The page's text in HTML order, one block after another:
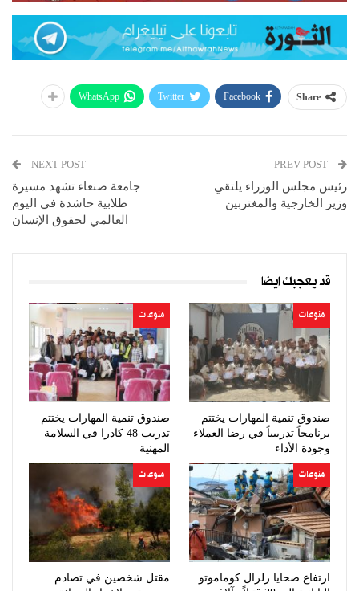
Share
Facebook
Twitter
WhatsApp
رئيس مجلس الوزراء يلتقي
وزير الخارجية والمغتربين
NEXT POST
جامعة صنعاء تشهد مسيرة
طلابية حاشدة في اليوم
العالمي لحقوق الإنسان
قد يعجبك ايضا
منوعات
صندوق تنمية المهارات يختتم
برنامجاً تدريبياً في رضا العملاء
وجودة الأداء
منوعات
صندوق تنمية المهارات يختتم
تدريب 48 كادرا في السلامة
المهنية
منوعات
ارتفاع ضحايا زلزال كوماموتو
منوعات
مقتل شخصين في تصادم